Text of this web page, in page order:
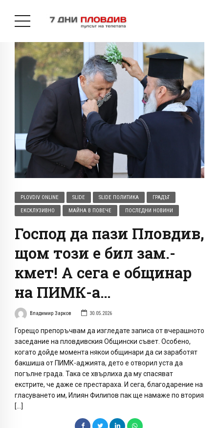
PLOVDIV ONLINE SLIDE SLIDE ПОЛИТИКА ГРАДЪТ
ЕКСКЛУЗИВНО МАЙНА В ПОВЕЧЕ ПОСЛЕДНИ НОВИНИ
Господ да пази Пловдив,
щом този е бил зам.-
кмет! А сега е общинар
на ПИМК-а…
Владимир Зарков 30.05.2026
Горещо препоръчвам да изгледате записа от вчерашното
заседание на пловдивския Общински съвет. Особено,
когато дойде момента някои общинари да си заработят
бакшиша от ПИМК-аджията, дето е отворил уста да
погълне града. Така се хвърлиха да му спасяват
екстрите, че даже се престараха. И сега, благодарение на
гласуването им, Илиян Филипов пак ще намаже по втория
[…]